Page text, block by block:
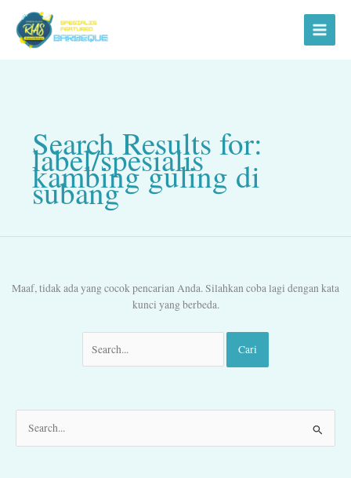
konten
Search Results for:
label/spesialis
kambing guling di
subang
Maaf, tidak ada yang cocok pencarian Anda. Silahkan coba lagi dengan kata
kunci yang berbeda.
untuk:
a